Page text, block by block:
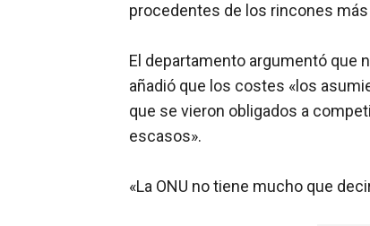
procedentes de los rincones
El departamento argumentó que
añadió que los costes «los
que se vieron obligados a
escasos».
«La ONU no tiene mucho que